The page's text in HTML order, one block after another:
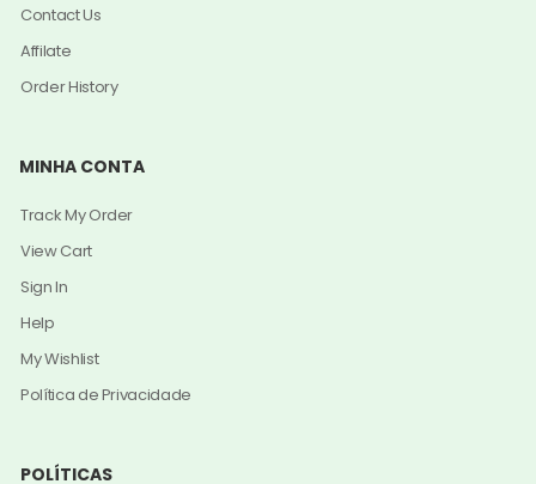
Contact Us
Affilate
Order History
MINHA CONTA
Track My Order
View Cart
Sign In
Help
My Wishlist
Política de Privacidade
POLÍTICAS